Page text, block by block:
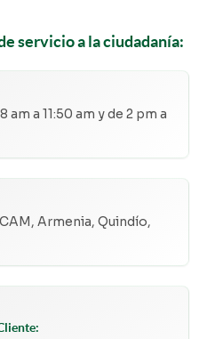
servicio a la ciudadanía:
am a 11:50 am y de 2 pm a
Armenia, Quindío,